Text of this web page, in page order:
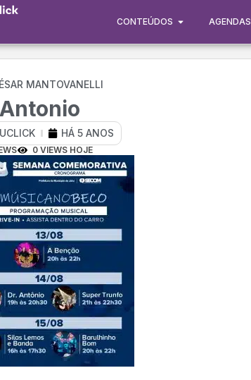
CONTEÚDOS AGENDAS
MANTOVANELLI
HÁ 5 ANOS
0 VIEWS HOJE